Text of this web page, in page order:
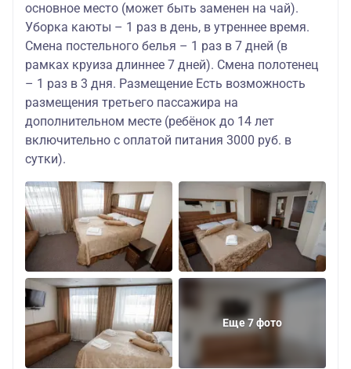
основное место (может быть заменен на чай).
Уборка каюты – 1 раз в день, в утреннее время.
Смена постельного белья – 1 раз в 7 дней (в
рамках круиза длиннее 7 дней). Смена полотенец
– 1 раз в 3 дня. Размещение Есть возможность
размещения третьего пассажира на
дополнительном месте (ребёнок до 14 лет
включительно с оплатой питания 3000 руб. в
сутки).
Еще 7 фото